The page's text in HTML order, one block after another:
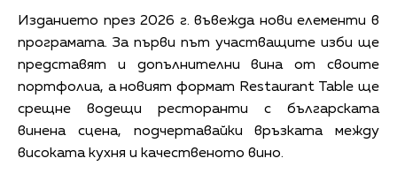
Изданието през 2026 г. въвежда нови елементи в
програмата. За първи път участващите изби ще
представят и допълнителни вина от своите
портфолиа, а новият формат Restaurant Table ще
срещне водещи ресторанти с българската
винена сцена, подчертавайки връзката между
високата кухня и качественото вино.